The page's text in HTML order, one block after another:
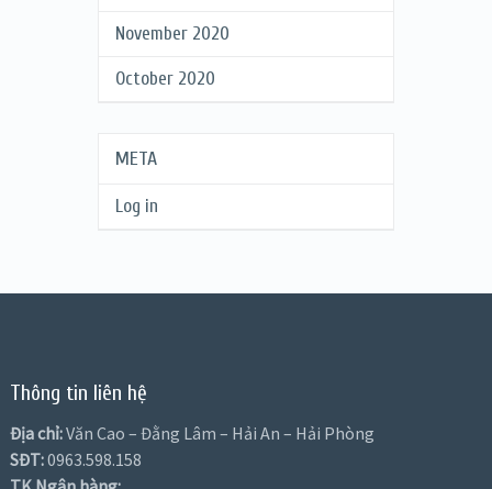
November 2020
October 2020
META
Log in
Thông tin liên hệ
Địa chỉ:Văn Cao – Đằng Lâm – Hải An – Hải Phòng
SĐT:0963.598.158